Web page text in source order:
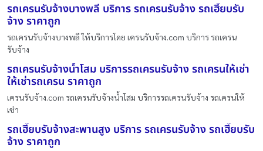
รถเครนรับจ้างบางพลี บริการ รถเครนรับจ้าง รถเฮี๊ยบรับ
จ้าง ราคาถูก
รถเครนรับจ้างบางพลี ให้บริการโดย เครนรับจ้าง.com บริการ รถเครน
รับจ้าง
รถเครนรับจ้างน้ำโสม บริการรถเครนรับจ้าง รถเครนให้เช่า
ให้เช่ารถเครน ราคาถูก
เครนรับจ้าง.com รถเครนรับจ้างน้ำโสม บริการรถเครนรับจ้าง รถเครนให้
เช่า
รถเฮี๊ยบรับจ้างสะพานสูง บริการ รถเครนรับจ้าง รถเฮี๊ยบรับ
จ้าง ราคาถูก